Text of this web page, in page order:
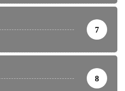
7
8